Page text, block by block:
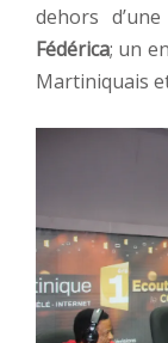
dehors
Fédérica; un
Martiniquais